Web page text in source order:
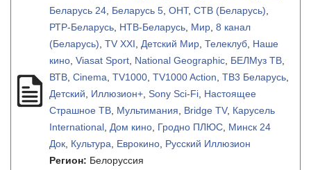
Беларусь 24 Беларусь 5 ОНТ, СТВ (Беларусь)
РТР-Беларусь НТВ-Беларусь Мир 8 канал
(Беларусь) TV XXI Детский Мир Телеклуб Наше
кино Viasat Sport National Geographic БЕЛМуз ТВ
ВТВ Cinema TV1000 TV1000 Action ТВ3 Беларусь
Детский
Иллюзион+ Sony Sci-Fi Настоящее
Страшное ТВ Мультимания Bridge TV, Карусель
International Дом кино Гродно ПЛЮС Минск 24
Док Культура Еврокино Русский Иллюзион
Регион: Белоруссия